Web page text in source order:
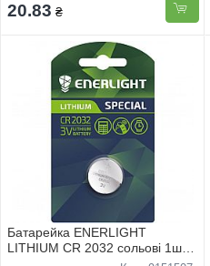
20.83 ₴
Батарейка ENERLIGHT
LITHIUM CR 2032 сольовi 1шт